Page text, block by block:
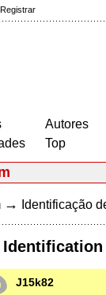
Registrar
Autores
Top
→ Identificação
J15k82